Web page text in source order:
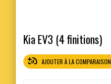
Kia EV3 (4 finitions)
AJOUTER À LA COMPARAISON